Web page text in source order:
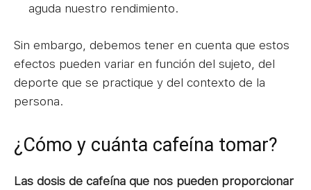
aguda nuestro rendimiento.
Sin embargo, debemos tener en cuenta que estos
efectos pueden variar en función del sujeto, del
deporte que se practique y del contexto de la
persona.
¿Cómo y cuánta cafeína tomar?
Las dosis de cafeína que nos pueden proporcionar